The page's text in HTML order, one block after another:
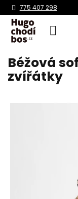
Přejít
obsah
775 407 298
Béžová
zvířátky